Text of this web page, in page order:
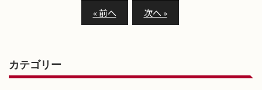
« 前へ 次へ »
カテゴリー